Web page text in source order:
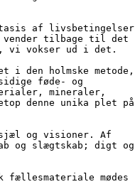
af livsbetingelser
vender tilbage til det
vi vokser ud i det.
i den holmske metode,
føde- og
mineraler,
denne unika plet på
og visioner. Af
og slægtskab; digt og
fællesmateriale mødes